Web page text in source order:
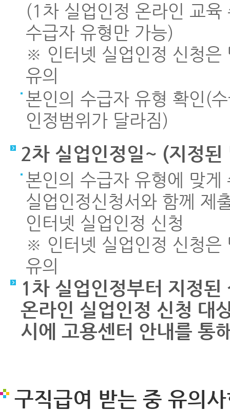
(1차 실업인정 온라인 교
수급자 유형만 가능)
※ 인터넷 실업인정 신청
유의
본인의 수급자 유형 확인(
인정범위가 달라짐)
2차 실업인정일~ (지정
본인의 수급자 유형에 맞
실업인정신청서와 함께 제
인터넷 실업인정 신청
※ 인터넷 실업인정 신청
유의
1차 실업인정부터 지정
온라인 실업인정 신청 대
시에 고용센터 안내를 통
구직급여 받는 중 유의